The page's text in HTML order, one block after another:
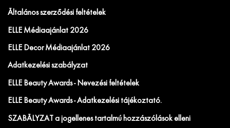
Általános szerződési feltételek
ELLE Médiaajánlat 2026
ELLE Decor Médiaajánlat 2026
Adatkezelési szabályzat
ELLE Beauty Awards - Nevezési feltételek
ELLE Beauty Awards - Adatkezelési tájékoztató.
SZABÁLYZAT a jogellenes tartalmú hozzászólások elleni